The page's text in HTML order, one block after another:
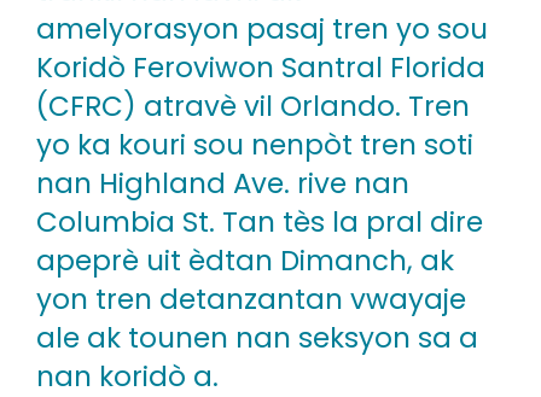
amelyorasyon pasaj tren yo sou
Koridò Feroviwon Santral Florida
(CFRC) atravè vil Orlando. Tren
yo ka kouri sou nenpòt tren soti
nan Highland Ave. rive nan
Columbia St. Tan tès la pral dire
apeprè uit èdtan Dimanch, ak
yon tren detanzantan vwayaje
ale ak tounen nan seksyon sa a
nan koridò a.